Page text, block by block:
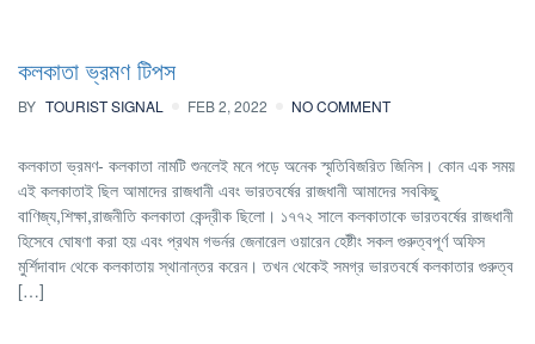
কলকাতা ভ্রমণ টিপস
BY TOURIST SIGNAL FEB 2, 2022 NO COMMENT
কলকাতা ভ্রমণ- কলকাতা নামটি শুনলেই মনে পড়ে অনেক স্মৃতিবিজরিত জিনিস। কোন এক সময়
এই কলকাতাই ছিল আমাদের রাজধানী এবং ভারতবর্ষের রাজধানী আমাদের সবকিছু
বাণিজ্য,শিক্ষা,রাজনী­তি কলকাতা কেন্দ্রীক ছিলো। ১৭৭২ সালে কলকাতাকে ভারতবর্ষের রাজধানী
হিসেবে ঘোষণা করা হয় এবং প্রথম গভর্নর জেনারেল ওয়ারেন হেষ্টীং সকল গুরুত্বপূর্ণ অফিস
মুর্শিদাবাদ থেকে কলকাতায় স্থানান্তর করেন। তখন থেকেই সমগ্র ভারতবর্ষে কলকাতার গুরুত্ব
[…]